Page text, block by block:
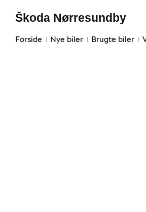
Forside Nye biler Brugte biler
Škoda Nørresundby